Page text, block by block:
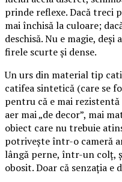
prinde reflexe. Dacă treci
mai închisă la culoare;
deschisă. Nu e magie,
firele scurte și dense.
Un urs din material tip
catifea sintetică (care se
pentru că e mai
aer mai „de decor”, mai
obiect care nu trebuie
potrivește într-o cameră
lângă perne, într-un colț,
obosit. Doar că senzația e